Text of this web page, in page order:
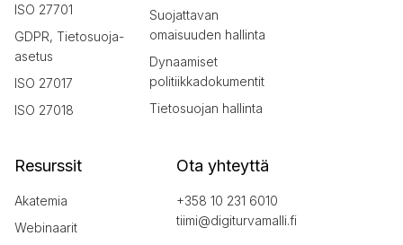
ISO 27701
GDPR, Tietosuoja-
asetus
ISO 27017
ISO 27018
Suojattavan
omaisuuden hallinta
Dynaamiset
politiikkadokumentit
Tietosuojan hallinta
Resurssit
Akatemia
Webinaarit
Ota yhteyttä
+358 10 231 6010
tiimi@digiturvamalli.fi